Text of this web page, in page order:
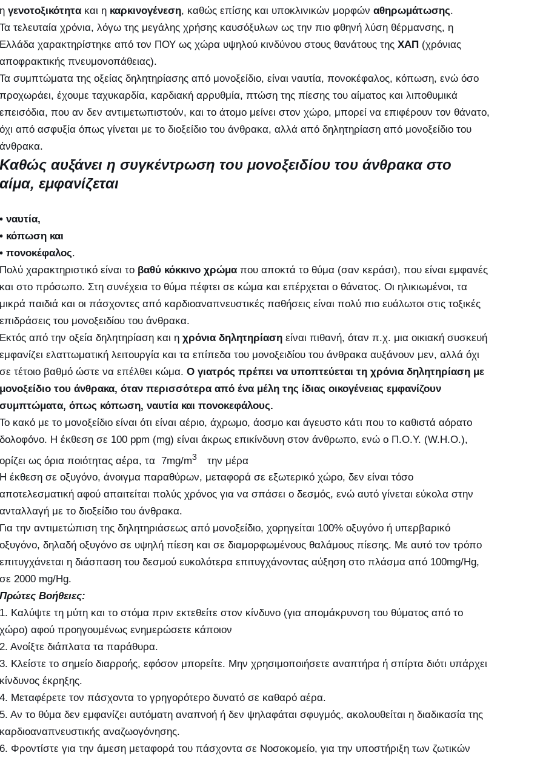
η γενοτοξικότητα και η καρκινογένεση, καθώς επίσης και υποκλινικών μορφών αθηρωμάτωσης.
Τα τελευταία χρόνια, λόγω της μεγάλης χρήσης καυσόξυλων ως την πιο φθηνή λύση θέρμανσης, η
Ελλάδα χαρακτηρίστηκε από τον ΠΟΥ ως χώρα υψηλού κινδύνου στους θανάτους της ΧΑΠ (χρόνιας
αποφρακτικής πνευμονοπάθειας).
Τα συμπτώματα της οξείας δηλητηρίασης από μονοξείδιο, είναι ναυτία, πονοκέφαλος, κόπωση, ενώ όσο
προχωράει, έχουμε ταχυκαρδία, καρδιακή αρρυθμία, πτώση της πίεσης του αίματος και λιποθυμικά
επεισόδια, που αν δεν αντιμετωπιστούν, και το άτομο μείνει στον χώρο, μπορεί να επιφέρουν τον θάνατο,
όχι από ασφυξία όπως γίνεται με το διοξείδιο του άνθρακα, αλλά από δηλητηρίαση από μονοξείδιο του
άνθρακα.
Καθώς αυξάνει η συγκέντρωση του μονοξειδίου του άνθρακα στο
αίμα, εμφανίζεται
• ναυτία,
• κόπωση και
• πονοκέφαλος.
Πολύ χαρακτηριστικό είναι το βαθύ κόκκινο χρώμα που αποκτά το θύμα (σαν κεράσι), που είναι εμφανές
και στο πρόσωπο. Στη συνέχεια το θύμα πέφτει σε κώμα και επέρχεται ο θάνατος. Οι ηλικιωμένοι, τα
μικρά παιδιά και οι πάσχοντες από καρδιοαναπνευστικές παθήσεις είναι πολύ πιο ευάλωτοι στις τοξικές
επιδράσεις του μονοξειδίου του άνθρακα.
Εκτός από την οξεία δηλητηρίαση και η χρόνια δηλητηρίαση είναι πιθανή, όταν π.χ. μια οικιακή συσκευή
εμφανίζει ελαττωματική λειτουργία και τα επίπεδα του μονοξειδίου του άνθρακα αυξάνουν μεν, αλλά όχι
σε τέτοιο βαθμό ώστε να επέλθει κώμα. Ο γιατρός πρέπει να υποπτεύεται τη χρόνια δηλητηρίαση με
μονοξείδιο του άνθρακα, όταν περισσότερα από ένα μέλη της ίδιας οικογένειας εμφανίζουν
συμπτώματα, όπως κόπωση, ναυτία και πονοκεφάλους.
Το κακό με το μονοξείδιο είναι ότι είναι αέριο, άχρωμο, άοσμο και άγευστο κάτι που το καθιστά αόρατο
δολοφόνο. Η έκθεση σε 100 ppm (mg) είναι άκρως επικίνδυνη στον άνθρωπο, ενώ ο Π.Ο.Υ. (W.H.O.),
ορίζει ως όρια ποιότητας αέρα, τα 7mg/m3
την μέρα
Η έκθεση σε οξυγόνο, άνοιγμα παραθύρων, μεταφορά σε εξωτερικό χώρο, δεν είναι τόσο
αποτελεσματική αφού απαιτείται πολύς χρόνος για να σπάσει ο δεσμός, ενώ αυτό γίνεται εύκολα στην
ανταλλαγή με το διοξείδιο του άνθρακα.
Για την αντιμετώπιση της δηλητηριάσεως από μονοξείδιο, χορηγείται 100% οξυγόνο ή υπερβαρικό
οξυγόνο, δηλαδή οξυγόνο σε υψηλή πίεση και σε διαμορφωμένους θαλάμους πίεσης. Με αυτό τον τρόπο
επιτυγχάνεται η διάσπαση του δεσμού ευκολότερα επιτυγχάνοντας αύξηση στο πλάσμα από 100mg/Hg,
σε 2000 mg/Hg.
Πρώτες Βοήθειες:
1. Καλύψτε τη μύτη και το στόμα πριν εκτεθείτε στον κίνδυνο (για απομάκρυνση του θύματος από το
χώρο) αφού προηγουμένως ενημερώσετε κάποιον
2. Ανοίξτε διάπλατα τα παράθυρα.
3. Κλείστε το σημείο διαρροής, εφόσον μπορείτε. Μην χρησιμοποιήσετε αναπτήρα ή σπίρτα διότι υπάρχει
κίνδυνος έκρηξης.
4. Μεταφέρετε τον πάσχοντα το γρηγορότερο δυνατό σε καθαρό αέρα.
5. Αν το θύμα δεν εμφανίζει αυτόματη αναπνοή ή δεν ψηλαφάται σφυγμός, ακολουθείται η διαδικασία της
καρδιοαναπνευστικής αναζωογόνησης.
6. Φροντίστε για την άμεση μεταφορά του πάσχοντα σε Νοσοκομείο, για την υποστήριξη των ζωτικών